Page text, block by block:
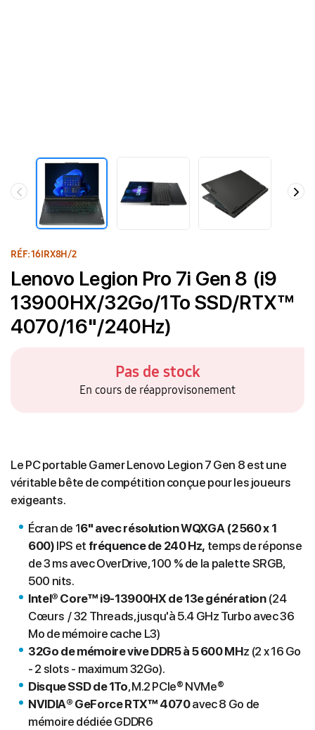
RÉF: 16IRX8H/2
Lenovo Legion Pro 7i Gen 8 (i9
13900HX/32Go/1To SSD/RTX™
4070/16"/240Hz)
Pas de stock
En cours de réapprovisonement
Le PC portable Gamer Lenovo Legion 7 Gen 8 est une
véritable bête de compétition conçue pour les joueurs
exigeants.
Écran de 16" avec résolution WQXGA (2 560 x 1
600) IPS et fréquence de 240 Hz, temps de réponse
de 3 ms avec OverDrive, 100 % de la palette SRGB,
500 nits.
Intel® Core™ i9-13900HX de 13e génération(24
Cœurs / 32 Threads, jusqu'à 5.4 GHz Turbo avec 36
Mo de mémoire cache L3)
32Go de mémoire vive DDR5 à 5 600 MHz (2 x 16 Go
- 2 slots - maximum 32Go).
Disque SSD de 1To, M.2 PCIe® NVMe®
NVIDIA® GeForce RTX™ 4070avec 8 Go de
mémoire dédiée GDDR6